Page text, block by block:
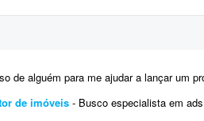
alguém para me ajudar a lançar um produto no Kiwify
de imóveis - Busco especialista em ads (Instagram e